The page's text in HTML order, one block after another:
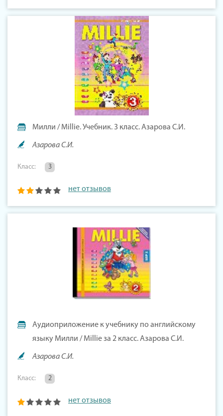
Милли / Millie. Учебник. 3 класс. Азарова С.И.
Азарова С.И.
Класс: 3
нет отзывов
Аудиоприложение к учебнику по английскому
языку Милли / Millie за 2 класс. Азарова С.И.
Азарова С.И.
Класс: 2
нет отзывов